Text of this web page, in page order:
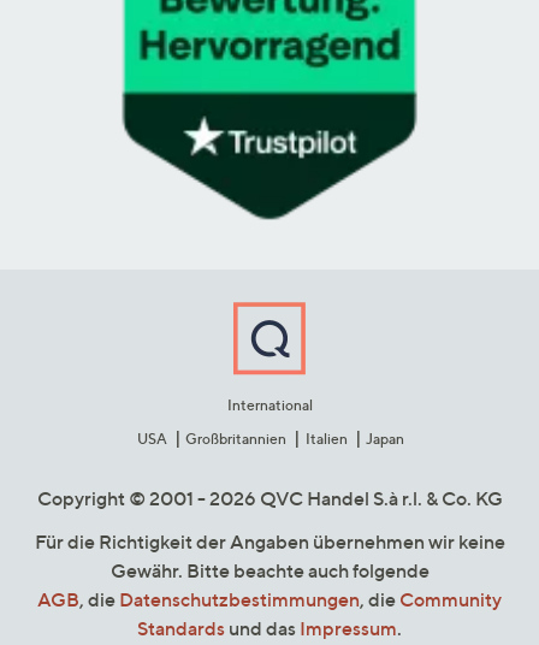
International
USA
Großbritannien Italien Japan
Copyright © 2001 - 2026 QVC Handel S.à r.l. & Co. KG
Für die Richtigkeit der Angaben übernehmen wir keine
Gewähr. Bitte beachte auch folgende
AGB, die Datenschutzbestimmungen, die Community
Standards und das Impressum.